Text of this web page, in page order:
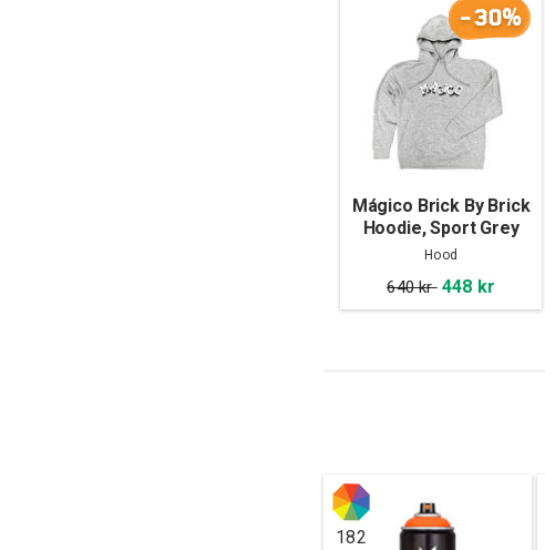
-30%
Mágico Brick By Brick
Hoodie, Sport Grey
Hood
640 kr 448 kr
182